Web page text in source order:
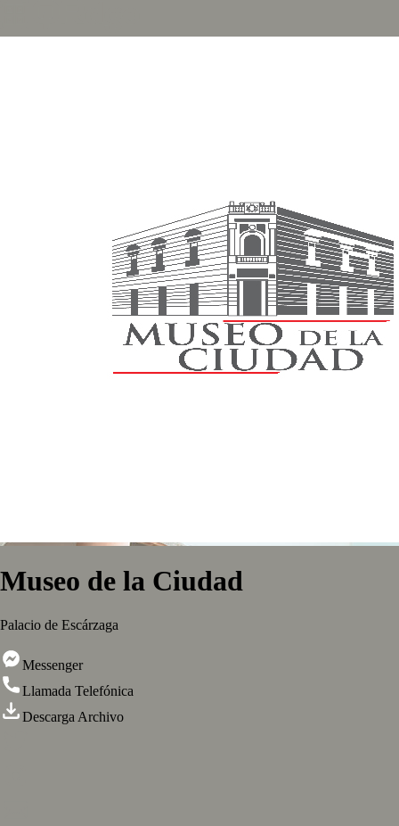
Museo de la Ciudad
Palacio de Escárzaga
Messenger
Llamada Telefónica
Descarga Archivo